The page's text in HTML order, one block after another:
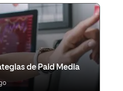
de Paid Media